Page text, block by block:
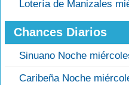
Lotería de Manizales
Chances Diarios
Sinuano Noche
Caribeña Noche